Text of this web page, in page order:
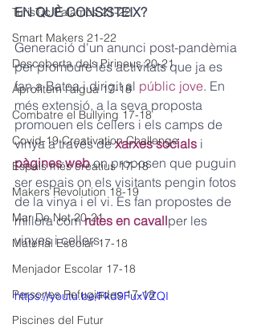
TurisTic Palamós 21-22
Smart Makers 21-22
Descoberta dels Pirineus 20-21
Aprofitem l'aigua 17-18
Combatre el Bullying 17-18
Covid-19 Creativation Challenge
Espais més creatius 17-18
Makers Revolution 18-19
Mar De Net 20-21
Material Escolar 17-18
Menjador Escolar 17-18
Persones Refugiades 17-18
Piscines del Futur
EN QUÈ CONSISTEIX?
Generació d'un anunci post-pandèmia
per promoure les activitats que ja es
fan a Batea i dirigit al públic jove. En
més extensió, a la seva proposta
promouen els cellers i els camps de
vinya a través de xarxes socials i
pàgines web on proposen que puguin
ser espais on els visitants pengin fotos
de la vinya i el vi. Es fan propostes de
millora com rutes en cavallper les
vinyes i cellers.
https://youtu.be/Fkd9FuxVZQI